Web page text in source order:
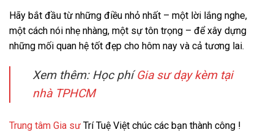
Hãy bắt đầu từ những điều nhỏ nhất – một lời lắng nghe,
một cách nói nhẹ nhàng, một sự tôn trọng – để xây dựng
những mối quan hệ tốt đẹp cho hôm nay và cả tương lai.
Xem thêm: Học phíGia sư dạy kèm tại
nhà TPHCM
Trung tâm Gia sư Trí Tuệ Việt chúc các bạn thành công !